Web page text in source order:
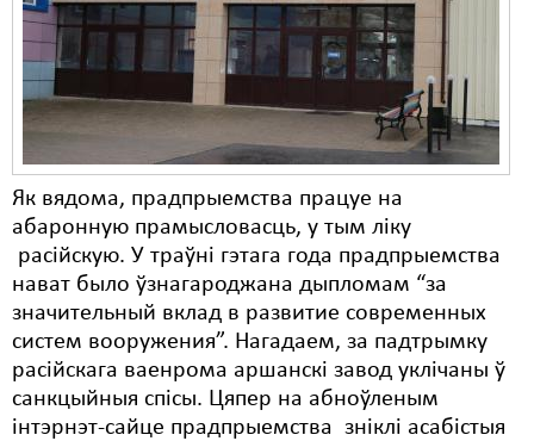
Як вядома, прадпрыемства працуе на
абаронную прамысловасць, у тым ліку
расійскую. У траўні гэтага года прадпрыемства
нават было ўзнагароджана дыпломам “за
значительный вклад в развитие современных
систем вооружения”. Нагадаем, за падтрымку
расійскага ваенрома аршанскі завод уклічаны ў
санкцыйныя спісы. Цяпер на абноўленым
інтэрнэт-сайце прадпрыемства зніклі асабістыя